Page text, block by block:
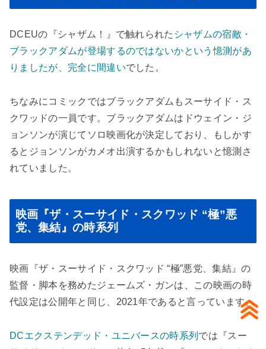
DCEUの『シャザム！』で触れられた シャザムの宿敵・
ブラックアダムが登場するのではないかという憶測があ
りましたが、完全に間違いでした。
ちなみにコミックではブラックアダムもスーサイド・ス
クワッドの一員です。ブラックアダムはドウェイン・ジ
ョンソンが演じてソロ映画化が決定しており、もしかす
るとジョンソンがカメオ出演するかもしれないと憶測さ
れていました。
映画『ザ・スーサイド・スクワッド “極”悪
党、集結』の時系列
映画『ザ・スーサイド・スクワッド “極”悪党、集結』の
監督・脚本を務めたジェームズ・ガンは、この映画の時
代設定は公開年と同じ、2021年であると言っています。
DCエクステンデッド・ユニバースの時系列 では『スー